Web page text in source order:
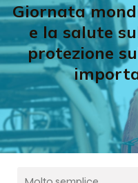
Giornata
e la salute
protezione